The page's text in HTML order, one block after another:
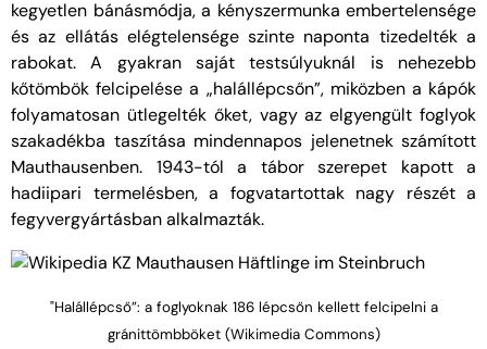
kegyetlen bánásmódja, a kényszermunka embertelensége
és az ellátás elégtelensége szinte naponta tizedelték a
rabokat. A gyakran saját testsúlyuknál is nehezebb
kőtömbök felcipelése a „halállépcsőn”, miközben a kápók
folyamatosan ütlegelték őket, vagy az elgyengült foglyok
szakadékba taszítása mindennapos jelenetnek számított
Mauthausenben. 1943-tól a tábor szerepet kapott a
hadiipari termelésben, a fogvatartottak nagy részét a
fegyvergyártásban alkalmazták.
"Halállépcső”: a foglyoknak 186 lépcsőn kellett felcipelni a
gránittömbböket (Wikimedia Commons)